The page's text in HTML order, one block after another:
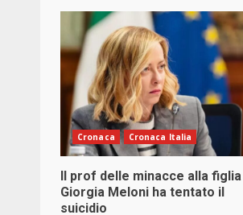
Cronaca Cronaca Italia
Il prof delle minacce alla
Giorgia Meloni ha tentato il
suicidio